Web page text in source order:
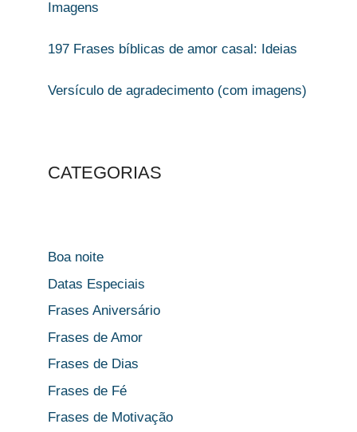
Imagens
197 Frases bíblicas de amor casal: Ideias
Versículo de agradecimento (com imagens)
CATEGORIAS
Boa noite
Datas Especiais
Frases Aniversário
Frases de Amor
Frases de Dias
Frases de Fé
Frases de Motivação